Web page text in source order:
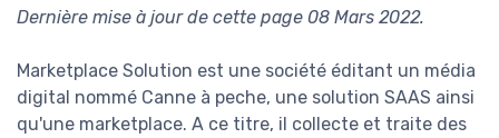
Dernière mise à jour de cette page 08 Mars 2022.
Marketplace Solution est une société éditant un média
digital nommé Canne à peche, une solution SAAS ainsi
qu'une marketplace. A ce titre, il collecte et traite des